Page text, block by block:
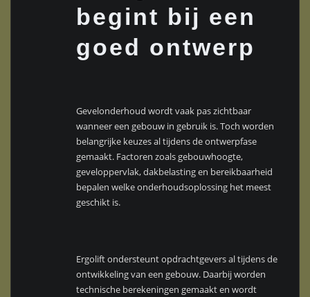
begint bij een
goed ontwerp
Gevelonderhoud wordt vaak pas zichtbaar
wanneer een gebouw in gebruik is. Toch worden
belangrijke keuzes al tijdens de ontwerpfase
gemaakt. Factoren zoals gebouwhoogte,
geveloppervlak, dakbelasting en bereikbaarheid
bepalen welke onderhoudsoplossing het meest
geschikt is.
Ergolift ondersteunt opdrachtgevers al tijdens de
ontwikkeling van een gebouw. Daarbij worden
technische berekeningen gemaakt en wordt